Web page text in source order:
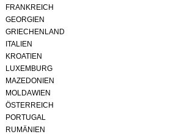
FRANKREICH
GEORGIEN
GRIECHENLAND
ITALIEN
KROATIEN
LUXEMBURG
MAZEDONIEN
MOLDAWIEN
ÖSTERREICH
PORTUGAL
RUMÄNIEN